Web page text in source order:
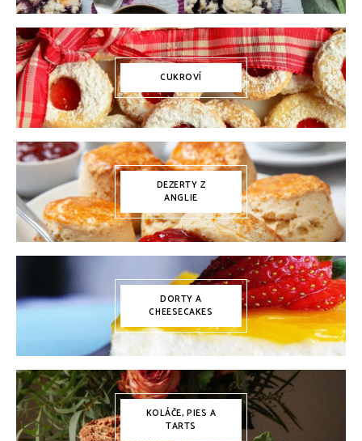
CUKROVÍ
DEZERTY Z
ANGLIE
DORTY A
CHEESECAKES
KOLÁČE, PIES A
TARTS